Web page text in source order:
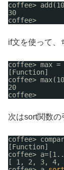
coffee>
30
coffee>
if文を使って、
coffee> max
[Function]
coffee>
20
coffee>
次はsort関数の
coffee>
[Function]
coffee>
[ 1, 2, 3, 4,